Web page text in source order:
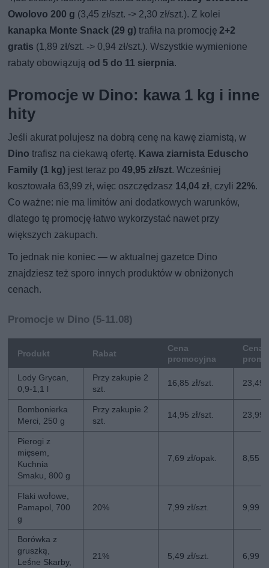
Owolovo 200 g (3,45 zł/szt. -> 2,30 zł/szt.). Z kolei
kanapka Monte Snack (29 g) trafiła na promocję2+2
gratis (1,89 zł/szt. -> 0,94 zł/szt.). Wszystkie wymienione
rabaty obowiązują od 5 do 11 sierpnia.
Promocje w Dino: kawa 1 kg i inne
hity
Jeśli akurat polujesz na dobrą cenę na kawę ziarnistą, w
Dino trafisz na ciekawą ofertę. Kawa ziarnista Eduscho
Family (1 kg) jest teraz po49,95 zł/szt. Wcześniej
kosztowała 63,99 zł, więc oszczędzasz 14,04 zł, czyli22%.
Co ważne: nie ma limitów ani dodatkowych warunków,
dlatego tę promocję łatwo wykorzystać nawet przy
większych zakupach.
To jednak nie koniec — w aktualnej gazetce Dino
znajdziesz też sporo innych produktów w obniżonych
cenach.
Promocje w Dino (5-11.08)
Produkt Rabat
Cena
promocyjna
Cena
Lody Grycan,
0,9-1,1 l
Przy zakupie 2
szt.
16,85 zł/szt. 23,49
Bombonierka
Merci, 250 g
Przy zakupie 2
szt.
14,95 zł/szt. 23,99
Pierogi z
mięsem,
Kuchnia
Smaku, 800 g
7,69 zł/opak. 8,55
Flaki wołowe,
Pamapol, 700
g
20% 7,99 zł/szt. 9,99
Borówka z
gruszką,
Leśne Skarby,
21% 5,49 zł/szt. 6,99